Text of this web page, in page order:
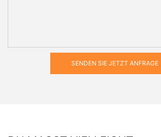
SENDEN SIE JETZT ANFRAGE